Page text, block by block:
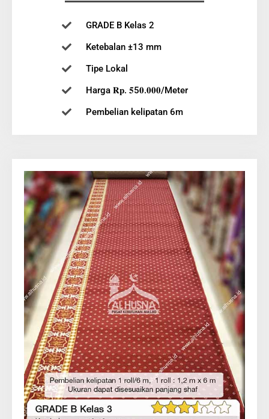
GRADE B Kelas 2
Ketebalan ±13 mm
Tipe Lokal
Harga 𝐑𝐩. 𝟓5𝟎.𝟎𝟎𝟎/Meter
Pembelian kelipatan 6m